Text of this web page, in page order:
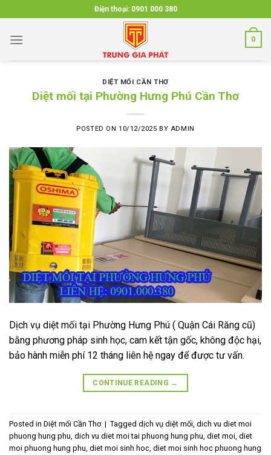
to
content
Điện thoại: 0901 000 380
0
DIỆT MỐI CẦN THƠ
Diệt mối tại Phường Hưng Phú Cần Thơ
POSTED ON 10/12/2025 BY ADMIN
Dịch vụ diệt mối tại Phường Hưng Phú ( Quận Cái Răng cũ)
bằng phương pháp sinh học, cam kết tận gốc, không độc hại,
bảo hành miễn phí 12 tháng liên hệ ngay để được tư vấn.
CONTINUE READING →
Posted in Diệt mối Cần Thơ | Tagged dịch vụ diệt mối, dich vu diet moi
phuong hung phu, dich vu diet moi tai phuong hung phu, diet moi, diet
moi phuong hung phu, diet moi sinh hoc, diet moi sinh hoc phuong hung